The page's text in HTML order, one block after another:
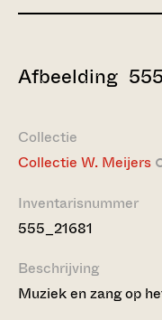
Afbeelding
Collectie
Collectie W. Meijers
Inventarisnummer
555_21681
Beschrijving
Muziek en zang op